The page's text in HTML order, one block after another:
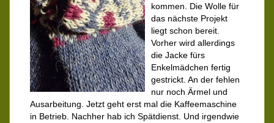
kommen. Die Wolle für
das nächste Projekt
liegt schon bereit.
Vorher wird allerdings
die Jacke fürs
Enkelmädchen fertig
gestrickt. An der fehlen
nur noch Ärmel und
Ausarbeitung. Jetzt geht erst mal die Kaffeemaschine
in Betrieb. Nachher hab ich Spätdienst. Und irgendwie